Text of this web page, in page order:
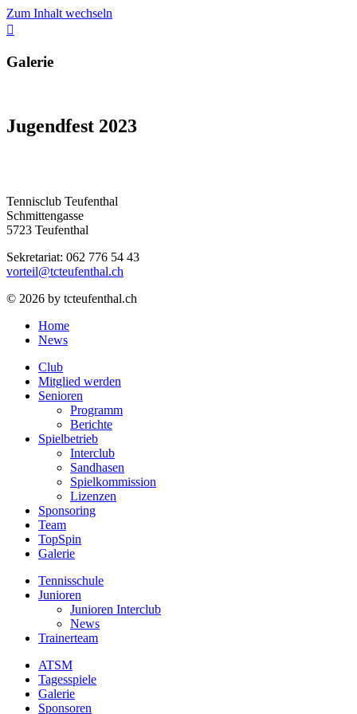
Zum Inhalt wechseln
Galerie
Jugendfest 2023
Tennisclub Teufenthal
Schmittengasse
5723 Teufenthal
Sekretariat: 062 776 54 43
vorteil@tcteufenthal.ch
© 2026 by tcteufenthal.ch
Home
News
Club
Mitglied werden
Senioren
Programm
Berichte
Spielbetrieb
Interclub
Sandhasen
Spielkommission
Lizenzen
Sponsoring
Team
TopSpin
Galerie
Tennisschule
Junioren
Junioren Interclub
News
Trainerteam
ATSM
Tagesspiele
Galerie
Sponsoren